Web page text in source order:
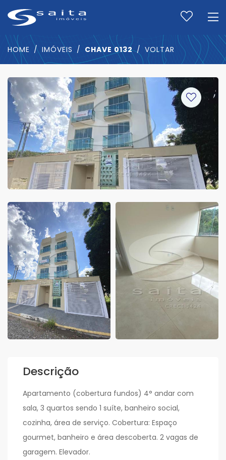
HOME IMÓVEIS CHAVE 0132 VOLTAR
Descrição
Apartamento (cobertura fundos) 4° andar com
sala, 3 quartos sendo 1 suíte, banheiro social,
cozinha, área de serviço. Cobertura: Espaço
gourmet, banheiro e área descoberta. 2 vagas de
garagem. Elevador.